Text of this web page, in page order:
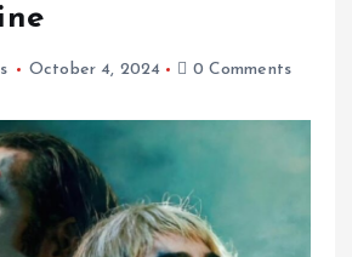
October 4, 2024 0 Comments